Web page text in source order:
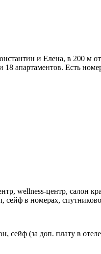
и Елена, в 200 м
18 апартаментов. Есть
wellness-центр, салон
в номерах,
сейф (за доп. плату в